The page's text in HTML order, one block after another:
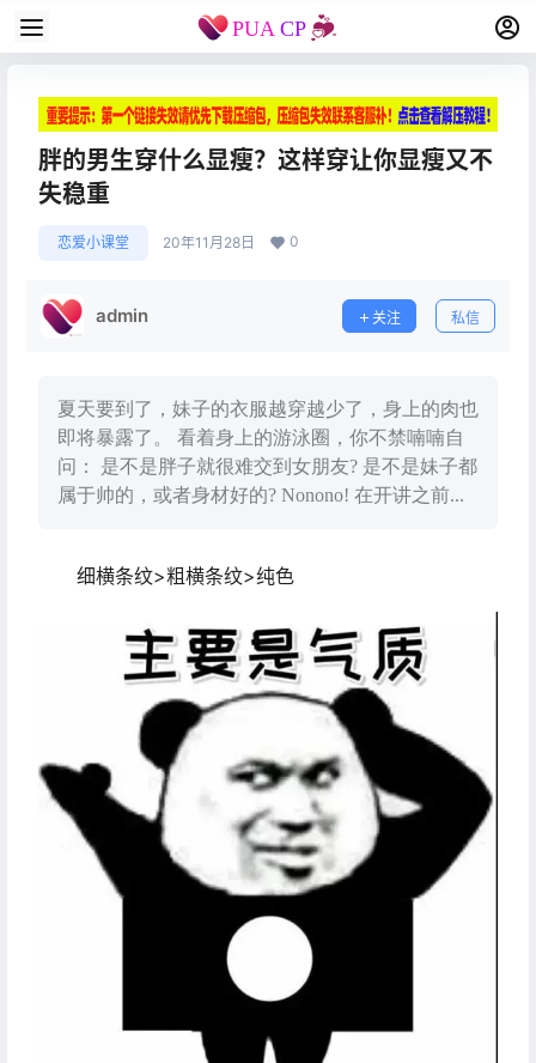
胖的男生穿什么显瘦？这样穿让你显瘦又不
失稳重
恋爱小课堂 20年11月28日 0
admin 关注 私信
夏天要到了，妹子的衣服越穿越少了，身上的肉也
即将暴露了。 看着身上的游泳圈，你不禁喃喃自
问： 是不是胖子就很难交到女朋友? 是不是妹子都
属于帅的，或者身材好的? Nonono! 在开讲之前...
细横条纹>粗横条纹>纯色